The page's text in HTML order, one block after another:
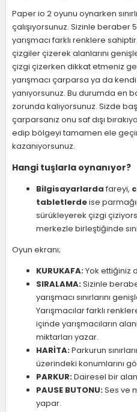
Paper io 2 oyunu oynarken
çalışıyorsunuz. Sizinle beraber
yarışmacı farklı renklere
çizgiler çizerek alanlarını
çizgi çizerken dikkat etmeniz
yarışmacı çarparsa ya da
yanıyorsunuz. Bu durumda en
zorunda kalıyorsunuz. Sizde
çarparsanız onu saf dışı
edip bölgeyi tamamen ele
kazanıyorsunuz.
Hangi tuşlarla oynanıyor?
Bilgisayarlarda fareyi,
tabletlerdeise
sürükleyerek çizgi
merkezle birleştiğinde
Oyun ekranı;
KURUKAFA:Yok ettiğiniz
SIRALAMA:Sizinle
yarışmacı sınırlarını
Yarışmacılar farklı
içinde yarışmacıların
miktarları yazar.
HARİTA:Parkurun
üzerindeki konumlarını
PARKUR:Dairesel bir
PAUSE BUTONU:Ses ve
yapar.